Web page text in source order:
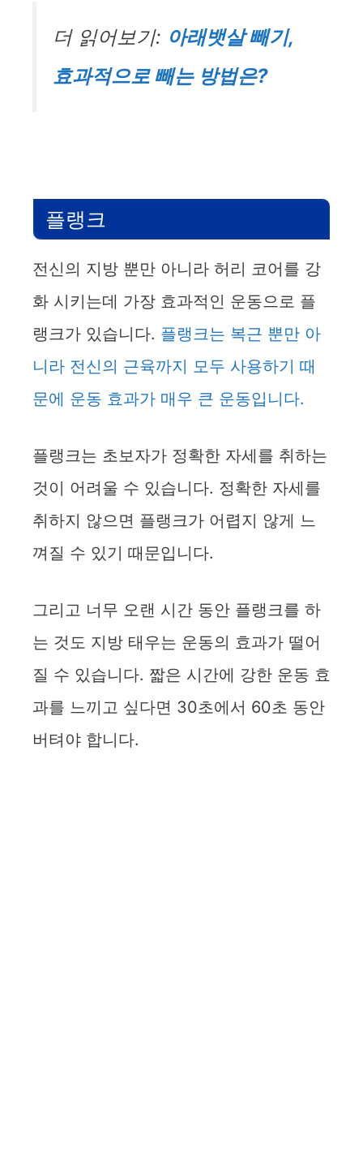
더 읽어보기: 아래뱃살 빼기,
효과적으로 빼는 방법은?
플랭크
전신의 지방 뿐만 아니라 허리 코어를 강
화 시키는데 가장 효과적인 운동으로 플
랭크가 있습니다. 플랭크는 복근 뿐만 아
니라 전신의 근육까지 모두 사용하기 때
문에 운동 효과가 매우 큰 운동입니다.
플랭크는 초보자가 정확한 자세를 취하는
것이 어려울 수 있습니다. 정확한 자세를
취하지 않으면 플랭크가 어렵지 않게 느
껴질 수 있기 때문입니다.
그리고 너무 오랜 시간 동안 플랭크를 하
는 것도 지방 태우는 운동의 효과가 떨어
질 수 있습니다. 짧은 시간에 강한 운동 효
과를 느끼고 싶다면 30초에서 60초 동안
버텨야 합니다.